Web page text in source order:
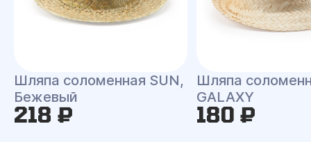
Шляпа соломенная SUN,
Бежевый
218 ₽
Шляпа
GALAXY
180 ₽